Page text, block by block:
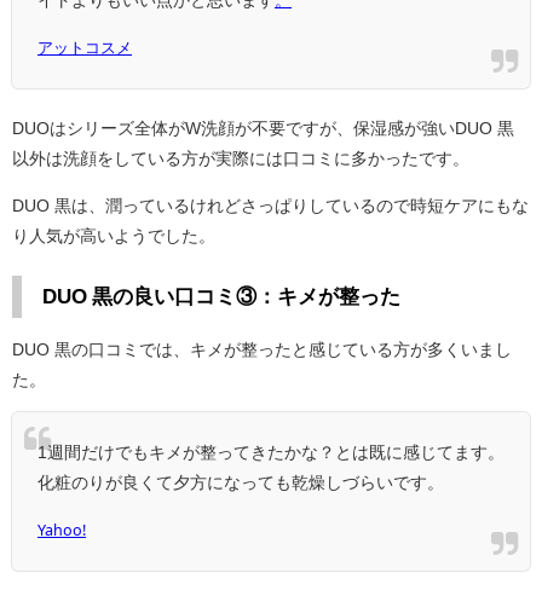
アットコスメ
DUOはシリーズ全体がW洗顔が不要ですが、保湿感が強いDUO 黒
以外は洗顔をしている方が実際には口コミに多かったです。
DUO 黒は、潤っているけれどさっぱりしているので時短ケアにもな
り人気が高いようでした。
DUO 黒の良い口コミ③：キメが整った
DUO 黒の口コミでは、キメが整ったと感じている方が多くいまし
た。
1週間だけでもキメが整ってきたかな？とは既に感じてます。
化粧のりが良くて夕方になっても乾燥しづらいです。
Yahoo!